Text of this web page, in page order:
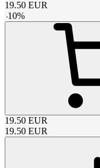
19.50 EUR
-10%
19.50 EUR
19.50 EUR